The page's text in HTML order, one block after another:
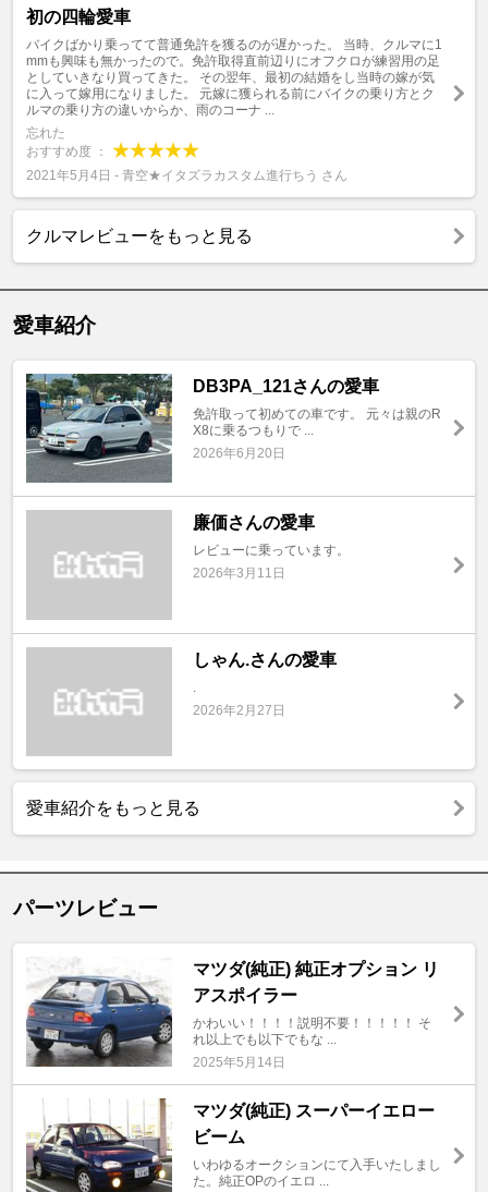
初の四輪愛車
バイクばかり乗ってて普通免許を獲るのが遅かった。 当時、クルマに1
mmも興味も無かったので。免許取得直前辺りにオフクロが練習用の足
としていきなり買ってきた。 その翌年、最初の結婚をし当時の嫁が気
に入って嫁用になりました。 元嫁に獲られる前にバイクの乗り方とク
ルマの乗り方の違いからか、雨のコーナ ...
忘れた
おすすめ度 ：
2021年5月4日 - 青空★イタズラカスタム進行ちう さん
クルマレビューをもっと見る
愛車紹介
DB3PA_121さんの愛車
免許取って初めての車です。 元々は親のR
X8に乗るつもりで ...
2026年6月20日
廉価さんの愛車
レビューに乗っています。
2026年3月11日
しゃん.さんの愛車
2026年2月27日
愛車紹介をもっと見る
パーツレビュー
マツダ(純正) 純正オプション リ
アスポイラー
かわいい！！！！説明不要！！！！！ そ
れ以上でも以下でもな ...
2025年5月14日
マツダ(純正) スーパーイエロー
ビーム
いわゆるオークションにて入手いたしまし
た。純正OPのイエロ ...